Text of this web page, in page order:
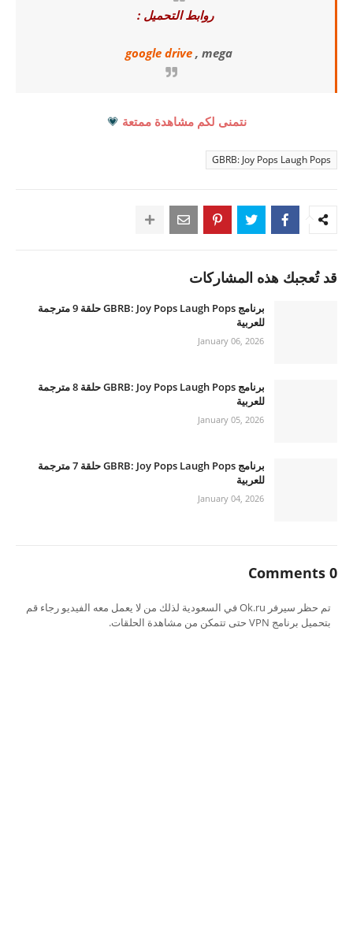
روابط التحميل :
google drive, mega
نتمنى لكم مشاهدة ممتعة 💗
GBRB: Joy Pops Laugh Pops
قد تُعجبك هذه المشاركات
برنامج GBRB: Joy Pops Laugh Pops حلقة 9 مترجمة
للعربية
January 06, 2026
برنامج GBRB: Joy Pops Laugh Pops حلقة 8 مترجمة
للعربية
January 05, 2026
برنامج GBRB: Joy Pops Laugh Pops حلقة 7 مترجمة
للعربية
January 04, 2026
0 Comments
تم حظر سيرفر Ok.ru في السعودية لذلك من لا يعمل معه الفيديو رجاء قم
بتحميل برنامج VPN حتى تتمكن من مشاهدة الحلقات.